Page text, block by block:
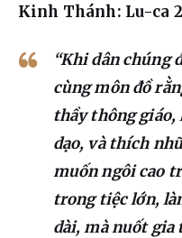
Kinh Thánh: Lu-ca
“Khi dân chúng
cùng môn đồ
thầy thông giáo,
dạo, và thích
muốn ngôi cao
trong tiệc lớn,
dài, mà nuốt gia